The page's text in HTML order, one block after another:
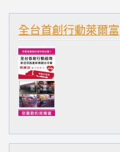
全台首創行動萊爾富